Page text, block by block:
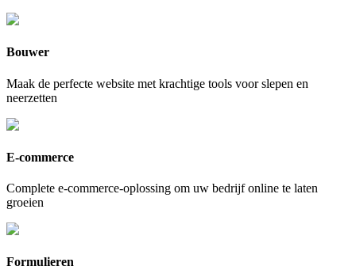
Bouwer
Maak de perfecte website met krachtige tools voor slepen en
neerzetten
E-commerce
Complete e-commerce-oplossing om uw bedrijf online te laten
groeien
Formulieren